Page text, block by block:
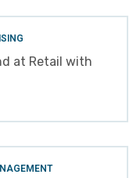
at Retail with